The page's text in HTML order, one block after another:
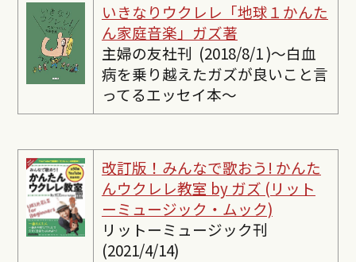
いきなりウクレレ「地球１かんた
ん家庭音楽」ガズ著
主婦の友社刊 (2018/8/1 )〜白血
病を乗り越えたガズが良いこと言
ってるエッセイ本〜
改訂版！みんなで歌おう! かんた
んウクレレ教室 by ガズ (リット
ーミュージック・ムック)
リットーミュージック刊
(2021/4/14)